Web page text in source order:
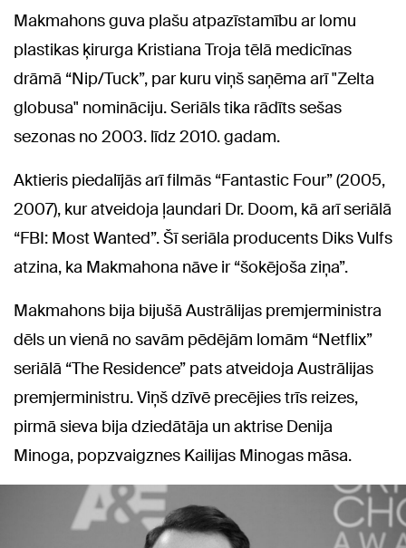
Makmahons guva plašu atpazīstamību ar lomu
plastikas ķirurga Kristiana Troja tēlā medicīnas
drāmā “Nip/Tuck”, par kuru viņš saņēma arī "Zelta
globusa" nomināciju. Seriāls tika rādīts sešas
sezonas no 2003. līdz 2010. gadam.
Aktieris piedalījās arī filmās “Fantastic Four” (2005,
2007), kur atveidoja ļaundari Dr. Doom, kā arī seriālā
“FBI: Most Wanted”. Šī seriāla producents Diks Vulfs
atzina, ka Makmahona nāve ir “šokējoša ziņa”.
Makmahons bija bijušā Austrālijas premjerministra
dēls un vienā no savām pēdējām lomām “Netflix”
seriālā “The Residence” pats atveidoja Austrālijas
premjerministru. Viņš dzīvē precējies trīs reizes,
pirmā sieva bija dziedātāja un aktrise Denija
Minoga, popzvaigznes Kailijas Minogas māsa.